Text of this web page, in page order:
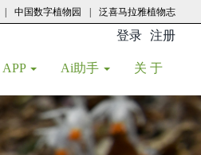
中国数字植物园 泛喜马拉雅植物志
登录 注册
APP Ai助手 关 于